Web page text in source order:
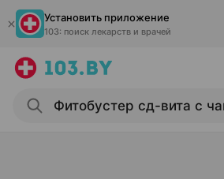
Установить приложение
103: поиск лекарств и врачей